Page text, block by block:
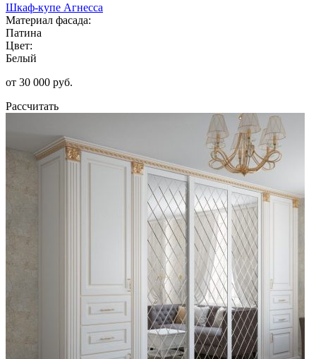
Шкаф-купе Агнесса
Материал фасада:
Патина
Цвет:
Белый
от 30 000 руб.
Рассчитать